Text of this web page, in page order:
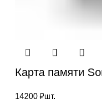
Карта памяти
14200 ₽шт.